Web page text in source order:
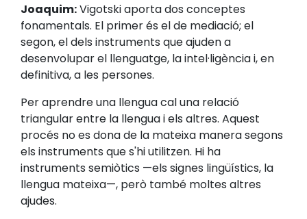
Joaquim:Vigotski aporta dos conceptes
fonamentals. El primer és el de mediació; el
segon, el dels instruments que ajuden a
desenvolupar el llenguatge, la intel·ligència i, en
definitiva, a les persones.
Per aprendre una llengua cal una relació
triangular entre la llengua i els altres. Aquest
procés no es dona de la mateixa manera segons
els instruments que s'hi utilitzen. Hi ha
instruments semiòtics —els signes lingüístics, la
llengua mateixa—, però també moltes altres
ajudes.